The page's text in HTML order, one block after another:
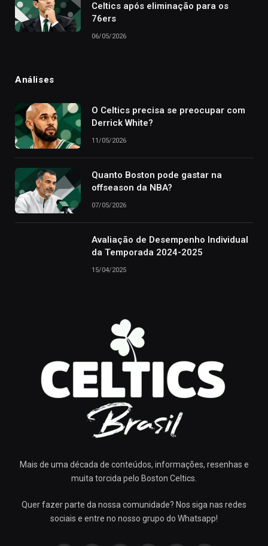
Celtics após eliminação para os
76ers
06/05/2026
Análises
O Celtics precisa se preocupar com
Derrick White?
11/05/2026
Quanto Boston pode gastar na
offseason da NBA?
07/05/2026
Avaliação de Desempenho Individual
da Temporada 2024-2025
15/04/2025
Mais de uma década de conteúdos, informações, resenhas e
muita torcida pelo Boston Celtics.
Quer fazer parte da nossa comunidade? Nos siga nas redes
sociais e entre no nosso grupo do Whatsapp!